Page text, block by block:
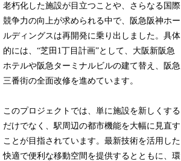
老朽化した施設が目立つことや、さらなる国際
競争力の向上が求められる中で、阪急阪神ホー
ルディングスは再開発に乗り出しました。具体
的には、“芝田1丁目計画”として、大阪新阪急
ホテルや阪急ターミナルビルの建て替え、阪急
三番街の全面改修を進めています。
このプロジェクトでは、単に施設を新しくする
だけでなく、駅周辺の都市機能を大幅に見直す
ことが目指されています。最新技術を活用した
快適で便利な移動空間を提供するとともに、環